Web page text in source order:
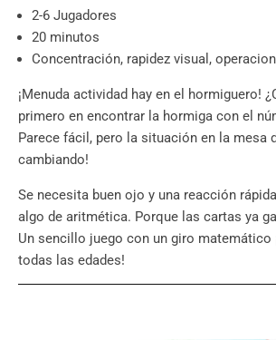
2-6 Jugadores
20 minutos
Concentración, rapidez visual,
¡Menuda actividad hay en el hormiguero!
primero en encontrar la hormiga con el
Parece fácil, pero la situación en la mesa
cambiando!
Se necesita buen ojo y una reacción
algo de aritmética. Porque las cartas ya
Un sencillo juego con un giro matemático
todas las edades!